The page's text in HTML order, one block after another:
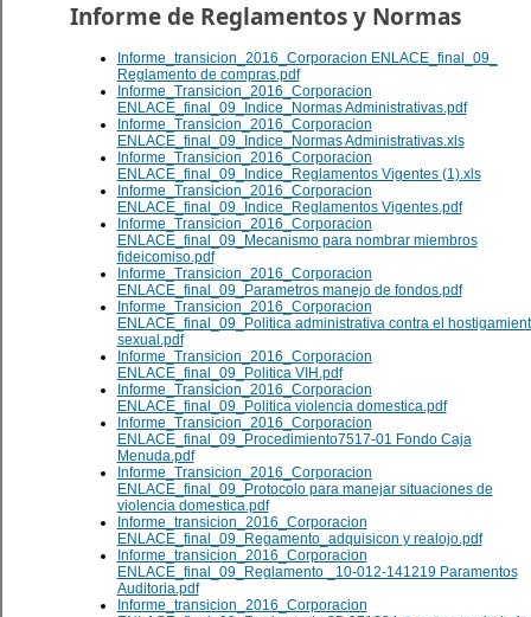
Informe de Reglamentos y Normas
Informe_transicion_2016_Corporacion ENLACE_final_09_
Reglamento de compras.pdf
Informe_Transicion_2016_Corporacion
ENLACE_final_09_Indice_Normas Administrativas.pdf
Informe_Transicion_2016_Corporacion
ENLACE_final_09_Indice_Normas Administrativas.xls
Informe_Transicion_2016_Corporacion
ENLACE_final_09_Indice_Reglamentos Vigentes (1).xls
Informe_Transicion_2016_Corporacion
ENLACE_final_09_Indice_Reglamentos Vigentes.pdf
Informe_Transicion_2016_Corporacion
ENLACE_final_09_Mecanismo para nombrar miembros
fideicomiso.pdf
Informe_Transicion_2016_Corporacion
ENLACE_final_09_Parametros manejo de fondos.pdf
Informe_Transicion_2016_Corporacion
ENLACE_final_09_Politica administrativa contra el
sexual.pdf
Informe_Transicion_2016_Corporacion
ENLACE_final_09_Politica VIH.pdf
Informe_Transicion_2016_Corporacion
ENLACE_final_09_Politica violencia domestica.pdf
Informe_Transicion_2016_Corporacion
ENLACE_final_09_Procedimiento7517-01 Fondo Caja
Menuda.pdf
Informe_Transicion_2016_Corporacion
ENLACE_final_09_Protocolo para manejar situaciones de
violencia domestica.pdf
Informe_transicion_2016_Corporacion
ENLACE_final_09_Regamento_adquisicon y realojo.pdf
Informe_transicion_2016_Corporacion
ENLACE_final_09_Reglamento _10-012-141219 Paramentos
Auditoria.pdf
Informe_transicion_2016_Corporacion